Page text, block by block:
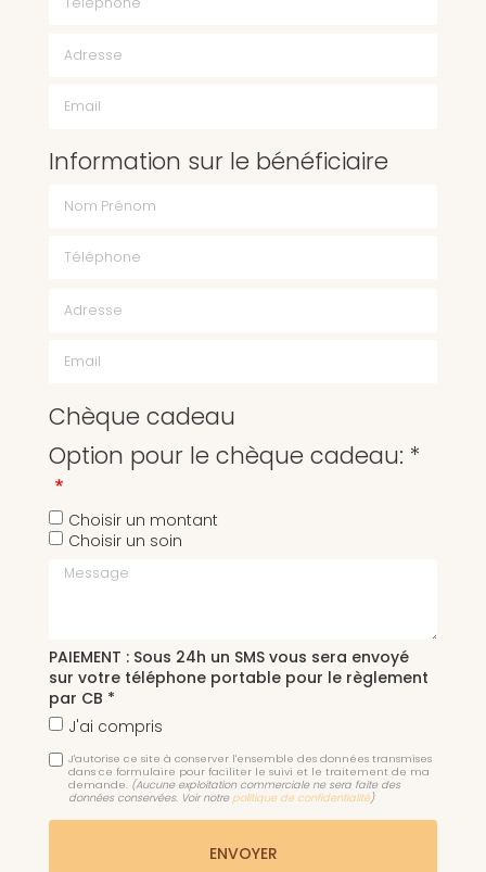
Information sur le bénéficiaire
Chèque cadeau
Option pour le chèque cadeau: *
Choisir un montant
Choisir un soin
Message
PAIEMENT : Sous 24h un SMS vous sera envoyé
sur votre téléphone portable pour le règlement
par CB *
J'ai compris
J'autorise ce site à conserver l'ensemble des données transmises
dans ce formulaire pour faciliter le suivi et le traitement de ma
demande. (Aucune exploitation commerciale ne sera faite des
données conservées. Voir notre politique de confidentialité)